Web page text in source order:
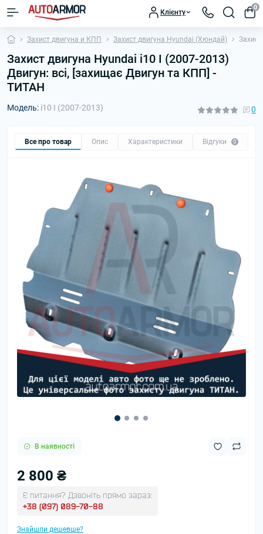
Клієнту
0
Захист двигуна и КПП Захист двигуна Hyundai (Хюндай)
Захист двигуна Hyundai i10 I (2007-2013)
Двигун: всі, [захищає Двигун та КПП] -
ТИТАН
Модель: i10 I (2007-2013) 0
Все про товар Опис Характеристики Відгуки 0
В наявності
2 800 ₴
Є питання? Дзвоніть прямо зараз:
+38 (097) 089-70-88
Знайшли дешевше?